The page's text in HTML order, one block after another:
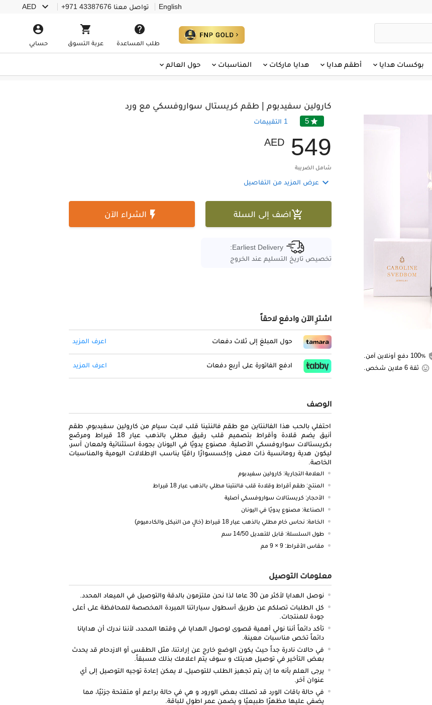
English تواصل معنا +971 43387676
AED 

طلب المساعدة

عربة التسوق

حسابي
بوكسات هدايا أطقم هدايا هدايا ماركات المناسبات حول العالم
ثقة 6 ملاين شخص.
كارولين سفيدبوم | طقم كريستال سواروفسكي مع ورد
5
1 التقييمات
AED 549
شامل الضريبة
 عرض المزيد من التفاصيل
اضف إلى السلة  الشراء الآن
Earliest Delivery:
تخصيص تاريخ التسليم عند الخروج
اشترِ الآن وادفع لاحقاً
حول المبلغ إلى ثلاث دفعات اعرف المزيد
ادفع الفاتورة على أربع دفعات اعرف المزيد
الوصف
احتفلي بالحب هذا الفالنتاين مع طقم فالنتينا قلب لايت سيام من كارولين سفيدبوم، طقم
أنيق يضم قلادة وأقراط بتصميم قلب رقيق مطلي بالذهب عيار 18 قيراط ومرصّع
بكريستالات سواروفسكي الأصلية. مصنوع يدويًا في اليونان بجودة استثنائية ولمعان آسر،
ليكون هدية رومانسية ذات معنى وإكسسوارًا راقيًا يناسب الإطلالات اليومية والمناسبات
الخاصة.
العلامة التجارية: كارولين سفيدبوم
المنتج: طقم أقراط وقلادة قلب فالنتينا مطلي بالذهب عيار 18 قيراط
الأحجار: كريستالات سواروفسكي أصلية
الصناعة: مصنوع يدويًا في اليونان
الخامة: نحاس خام مطلي بالذهب عيار 18 قيراط (خالٍ من النيكل والكادميوم)
طول السلسلة: قابل للتعديل 14/50 سم
مقاس الأقراط: 9 × 9 مم
معلومات التوصيل
نوصل الهدايا لأكثر من 30 عاما لذا نحن ملتزمون بالدقة والتوصيل في الميعاد المحدد.
كل الطلبات تصلكم عن طريق أسطول سياراتنا المبردة المخصصة للمحافظة على أعلى
جودة للمنتجات.
تأكد دائماً أننا نولي أهمية قصوى لوصول الهدايا في وقتها المحدد، لأننا ندرك أن هدايانا
دائماً تخص مناسبات معينة.
في حالات نادرة جداً حيث يكون الوضع خارج عن إرادتنا، مثل الطقس أو الازدحام قد يحدث
بعض التأخير في توصيل هديتك و سوف يتم اعلامك بذلك مسبقاً.
يرجى العلم بأنه ما إن يتم تجهيز الطلب للتوصيل، لا يمكن إعادة توجيه التوصيل إلى أي
عنوان آخر.
في حالة باقات الورد قد تصلك بعض الورود و هي في حالة براعم أو متفتحة جزئيًا، مما
يضفي عليها مظهرًا طبيعيًا و يضمن عمر اطول للباقة.